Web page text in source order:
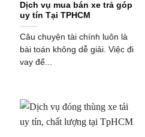
Dịch vụ mua bán xe trả góp
uy tín Tại TPHCM
Câu chuyện tài chính luôn là
bài toán không dễ giải. Việc đi
vay để...